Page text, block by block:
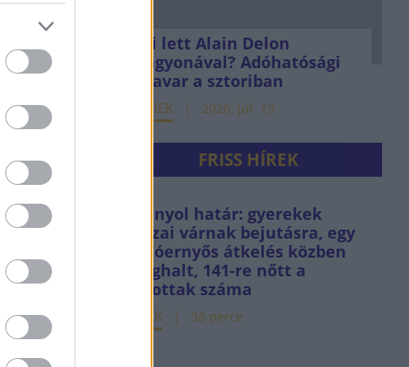
Mi lett Alain Delon
vagyonával? Adóhatósági
csavar a sztoriban
HÍREK 2026. júl. 19.
FRISS HÍREK
Spanyol határ: gyerekek
százai várnak bejutásra, egy
siklóernyős átkelés közben
meghalt, 141-re nőtt a
halottak száma
HÍREK 38 perce